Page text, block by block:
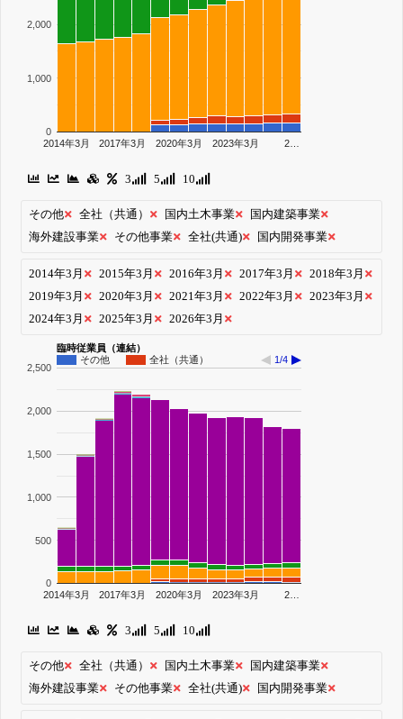
2014年3月 2017年3月 2020年3月 2023年3月 2…
0
1,000
2,000
3 5 10
その他 全社（共通） 国内土木事業
国内建築事業
海外建設事業
その他事業 全社(共通) 国内開発事業
2014年3月 2015年3月 2016年3月 2017年3月
2018年3月
2019年3月
2020年3月 2021年3月 2022年3月
2023年3月
2024年3月
2025年3月 2026年3月
臨時従業員（連結）
その他
全社（共通） 1/4
2014年3月 2017年3月 2020年3月 2023年3月 2…
0
500
1,000
1,500
2,000
2,500
3 5 10
その他 全社（共通） 国内土木事業
国内建築事業
海外建設事業
その他事業 全社(共通) 国内開発事業